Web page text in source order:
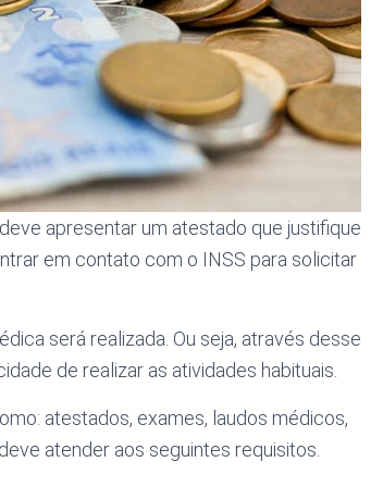
apresentar um atestado que justifique
em contato com o INSS para solicitar
será realizada. Ou seja, através desse
de realizar as atividades habituais.
atestados, exames, laudos médicos,
atender aos seguintes requisitos.